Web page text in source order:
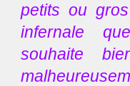
petits ou
infernale
souhaite